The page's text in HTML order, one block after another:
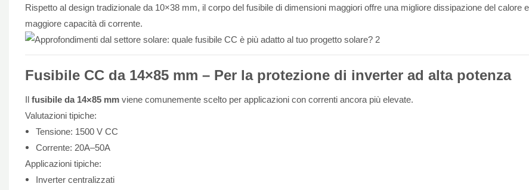
Rispetto al design tradizionale da 10×38 mm, il corpo del fusibile di dimensioni maggiori offre una migliore dissipazione del calore
maggiore capacità di corrente.
Fusibile CC da 14×85 mm – Per la protezione di inverter ad alta potenza
Il fusibile da 14×85 mmviene comunemente scelto per applicazioni con correnti ancora più elevate.
Valutazioni tipiche:
Tensione: 1500 V CC
Corrente: 20A–50A
Applicazioni tipiche:
Inverter centralizzati